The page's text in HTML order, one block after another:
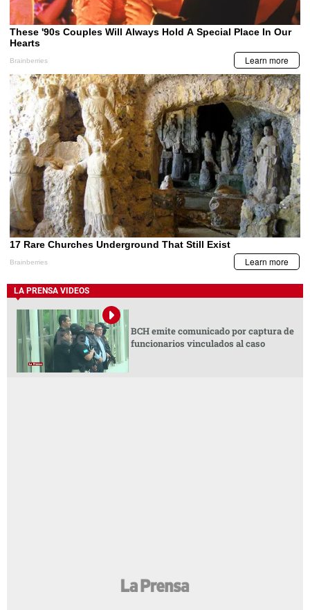
LA PRENSA VIDEOS
BCH emite comunicado por captura de
funcionarios vinculados al caso